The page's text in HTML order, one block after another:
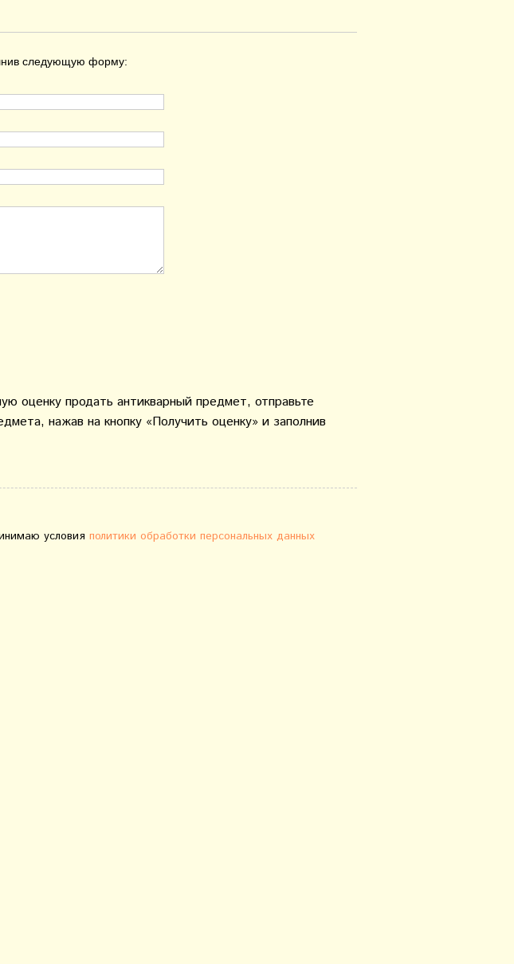
следующую форму:
оценку продать антикварный предмет, отправьте
нажав на кнопку «Получить оценку» и заполнив
условия политики обработки персональных данных